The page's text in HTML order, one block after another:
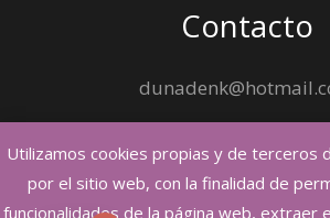
Utilizamos cookies propias y de terceros
por el sitio web, con la finalidad de
funcionalidades de la página web, extraer
Contacto